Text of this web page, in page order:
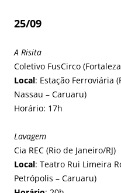
25/09
A Risita
Coletivo FusCirco
Local: Estação Ferroviária
Nassau – Caruaru)
Horário: 17h
Lavagem
Cia REC (Rio de Janeiro/RJ)
Local: Teatro Rui Limeira
Petrópolis – Caruaru)